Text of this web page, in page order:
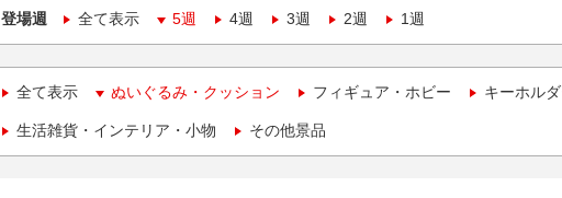
登場週 全て表示 5週 4週 3週 2週 1週
全て表示 ぬいぐるみ・クッション フィギュア・ホビー キーホル
生活雑貨・インテリア・小物 その他景品